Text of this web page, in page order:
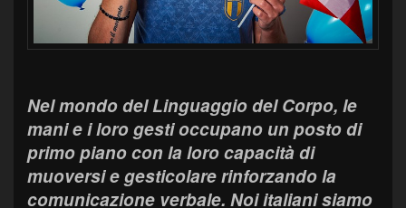
Nel mondo del Linguaggio del Corpo, le
mani e i loro gesti occupano un posto di
primo piano con la loro capacità di
muoversi e gesticolare rinforzando la
comunicazione verbale. Noi italiani siamo